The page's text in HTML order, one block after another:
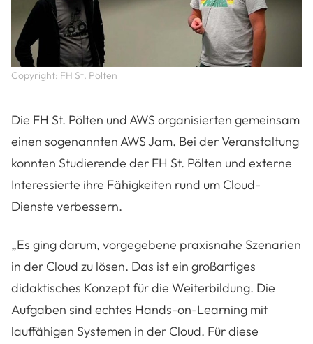
Copyright: FH St. Pölten
Die FH St. Pölten und AWS organisierten gemeinsam
einen sogenannten AWS Jam. Bei der Veranstaltung
konnten Studierende der FH St. Pölten und externe
Interessierte ihre Fähigkeiten rund um Cloud-
Dienste verbessern.
„Es ging darum, vorgegebene praxisnahe Szenarien
in der Cloud zu lösen. Das ist ein großartiges
didaktisches Konzept für die Weiterbildung. Die
Aufgaben sind echtes Hands-on-Learning mit
lauffähigen Systemen in der Cloud. Für diese